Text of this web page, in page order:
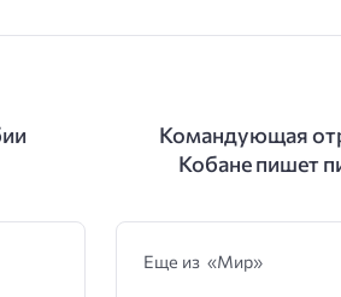
Командующая
Кобане пишет
Еще из «Мир»